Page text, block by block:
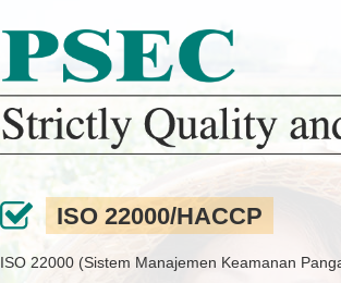
ISO 22000/HACCP
ISO 22000 (Sistem Manajemen Keamanan